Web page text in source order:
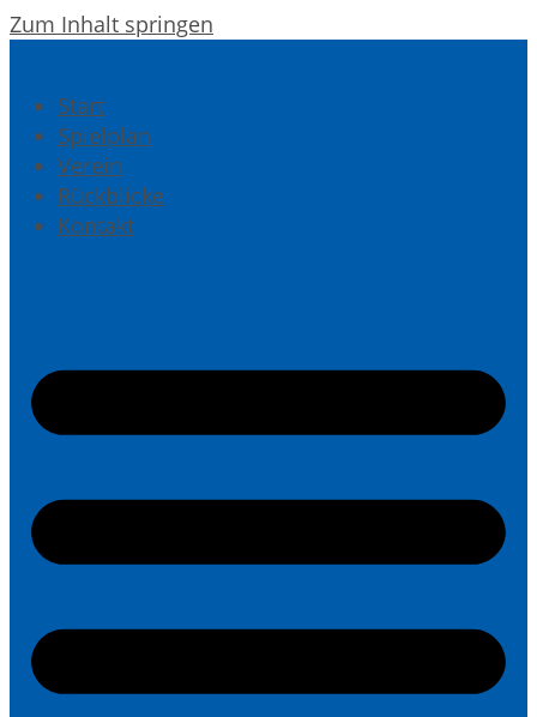
Zum Inhalt springen
Start
Spielplan
Verein
Rückblicke
Kontakt